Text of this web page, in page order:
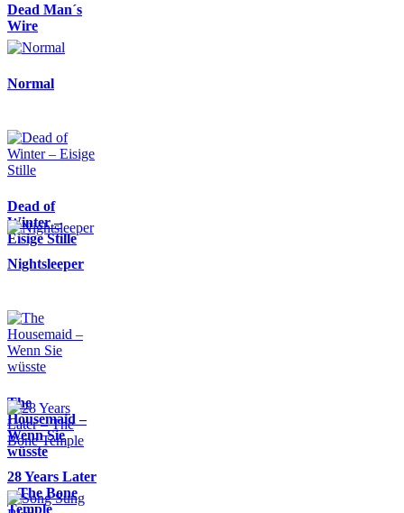
Dead Man´s
Wire
Normal
Dead of
Winter –
Eisige Stille
Nightsleeper
The
Housemaid –
Wenn Sie
wüsste
28 Years Later
– The Bone
Temple